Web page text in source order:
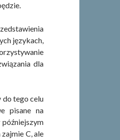
językach,
dla
do tego celu
pisane na
C, ale